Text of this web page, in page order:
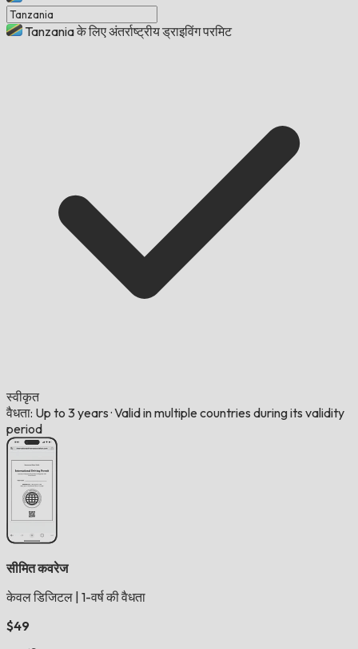
Tanzania के लिए अंतर्राष्ट्रीय ड्राइविंग परमिट
स्वीकृत
वैधता: Up to 3 years ·Valid in multiple countries during its validity
period
सीमित कवरेज
केवल डिजिटल 1-वर्ष की वैधता
$49